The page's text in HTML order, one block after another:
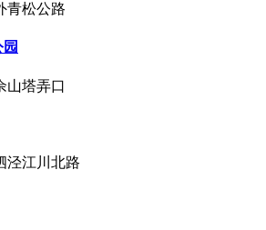
青松公路
山塔弄口
泾江川北路